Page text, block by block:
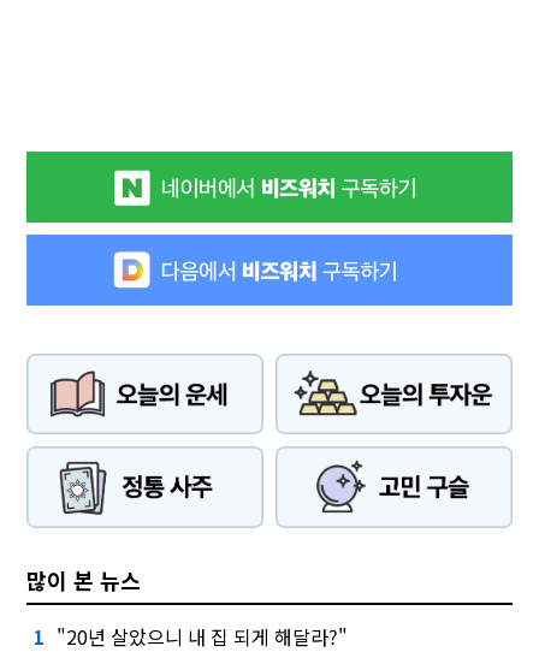
많이 본 뉴스
1 "20년 살았으니 내 집 되게 해달라?"